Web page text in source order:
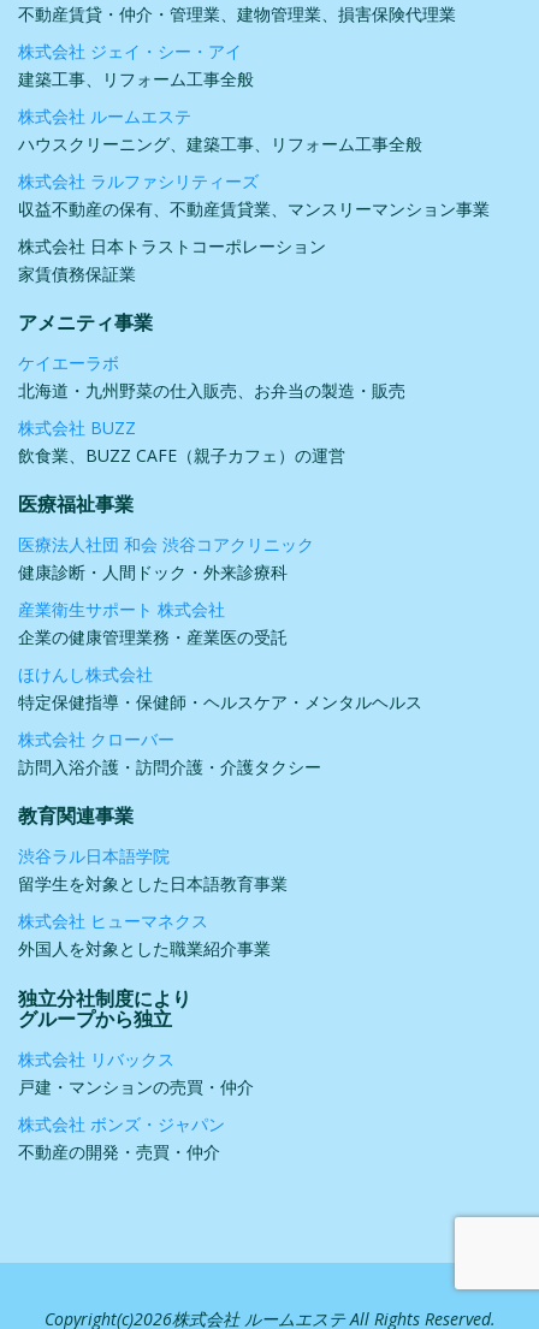
不動産賃貸・仲介・管理業、建物管理業、損害保険代理業
株式会社 ジェイ・シー・アイ
建築工事、リフォーム工事全般
株式会社 ルームエステ
ハウスクリーニング、建築工事、リフォーム工事全般
株式会社 ラルファシリティーズ
収益不動産の保有、不動産賃貸業、マンスリーマンション事業
株式会社 日本トラストコーポレーション
家賃債務保証業
アメニティ事業
ケイエーラボ
北海道・九州野菜の仕入販売、お弁当の製造・販売
株式会社 BUZZ
飲食業、BUZZ CAFE（親子カフェ）の運営
医療福祉事業
医療法人社団 和会 渋谷コアクリニック
健康診断・人間ドック・外来診療科
産業衛生サポート 株式会社
企業の健康管理業務・産業医の受託
ほけんし株式会社
特定保健指導・保健師・ヘルスケア・メンタルヘルス
株式会社 クローバー
訪問入浴介護・訪問介護・介護タクシー
教育関連事業
渋谷ラル日本語学院
留学生を対象とした日本語教育事業
株式会社 ヒューマネクス
外国人を対象とした職業紹介事業
独立分社制度により
グループから独立
株式会社 リバックス
戸建・マンションの売買・仲介
株式会社 ボンズ・ジャパン
不動産の開発・売買・仲介
Copyright(c)2026株式会社 ルームエステ All Rights Reserved.